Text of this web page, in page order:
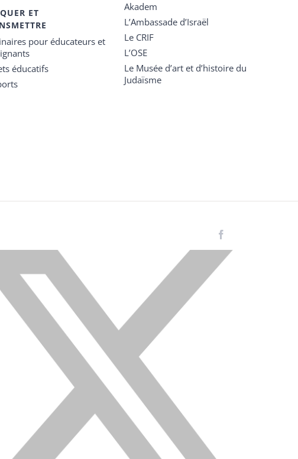
ET
pour éducateurs et
éducatifs
Akadem
L’Ambassade d’Israël
Le CRIF
L’OSE
Le Musée d’art et d’histoire du
Judaïsme